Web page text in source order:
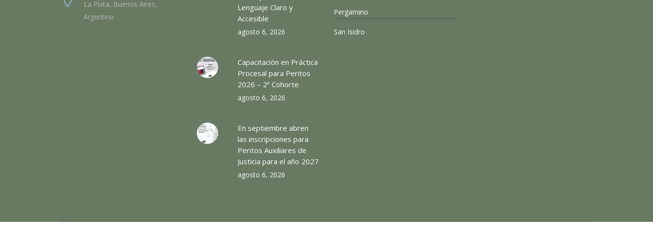
La Plata, Buenos Aires,
Argentina
Lenguaje Claro y
Accesible
agosto 6, 2026
Capacitación en Práctica
Procesal para Peritos
2026 – 2ª Cohorte
agosto 6, 2026
En septiembre abren
las inscripciones para
Peritos Auxiliares de
Justicia para el año 2027
agosto 6, 2026
Pergamino
San Isidro